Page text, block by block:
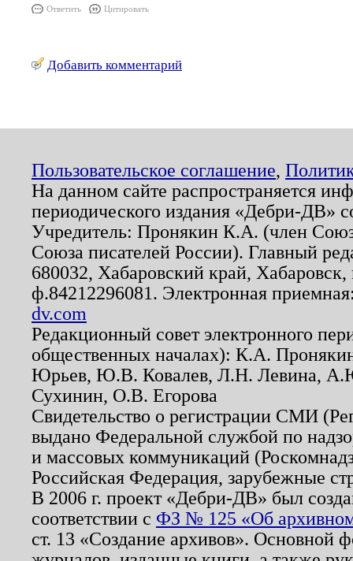
Ответить Цитировать
Добавить комментарий
Пользовательское соглашение,
На данном сайте распространяется
периодического издания «Дебри-ДВ»
Учредитель: Пронякин К.А. (член
Союза писателей России). Главный
680032, Хабаровский край,
ф.84212296081. Электронная
dv.com
Редакционный совет электронного
общественных началах): К.А.
Юрьев, Ю.В. Ковалев, Л.Н. Левина,
Сухинин, О.В. Егорова
Свидетельство о регистрации СМИ
выдано Федеральной службой по
и массовых коммуникаций
Российская Федерация, зарубежные
В 2006 г. проект «Дебри-ДВ» был
соответствии с ФЗ № 125 «Об
ст. 13 «Создание архивов». Основной